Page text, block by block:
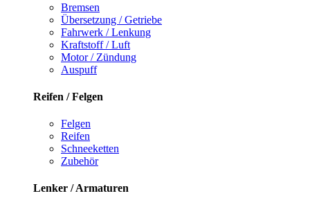
Bremsen
Übersetzung / Getriebe
Fahrwerk / Lenkung
Kraftstoff / Luft
Motor / Zündung
Auspuff
Reifen / Felgen
Felgen
Reifen
Schneeketten
Zubehör
Lenker / Armaturen